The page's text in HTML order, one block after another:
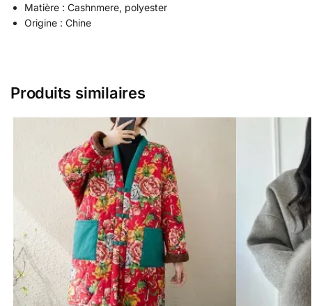
Matière : Cashnmere, polyester
Origine : Chine
Produits similaires